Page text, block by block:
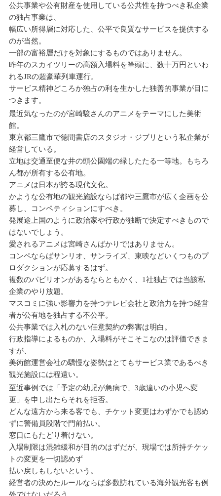
公共事業や公有財産を使用している公共性を持つべき私企業
の独占事業は、
幅広い所得層に対応した、公平で良質なサービスを提供する
のが当然。
一部の富裕層だけを対象にするものではありません。
昨年のスカイツリーの高額入場料を筆頭に、数十万円といわ
れるJRの超豪華列車運行。
サービス精神どころか独占の利を生かした独善的事業が目に
つきます。
最近気なったのが宮崎駿さんのアニメをテーマにした美術
館。
東京都三鷹市で徳間書店のスタジオ・ジブリという私企業が
経営している。
立地は交通至便な井の頭公園端の緑したたる一等地。もちろ
ん都が所有する公有地。
アニメは日本が誇る現代文化。
かような公有地の観光施設ならば都や三鷹市が広く企画を公
募し、コンペティションにすべき。
発展途上国のように政治家や行政が独断で決定すべきもので
はないでしょう。
愛されるアニメは宮崎さんばかりではありません。
コンペならばサンリオ、サンライズ、東映などいくつものプ
ロダクションが応募するはず。
複数のパビリオンがあるならともかく、1社独占では当該私
企業のやり放題。
マスコミに強い影響力を持つテレビ会社と政治力を持つ経営
者が公有地を独占する不公平。
公共事業では入札のない任意契約の弊害は明白。
行政指導によるものか、入場料がそこそこなのは評価できま
すが、
美術館運営会社の驕慢な姿勢はとてもサービス業であるべき
観光施設には程遠い。
至近事例では「予定の幼児が急病で、3歳違いの小児へ変
更」を申し出たらそれを拒否。
どんな遠方から来る客でも、チケット変更はわずかでも認め
ずに警備員段階で門前払い。
窓口にもたどり着けない。
入場制限は混雑緩和が目的のはずだが、現場では所持チケッ
トの変更を一切認めず
払い戻しもしないという。
経営者の決めたルールならば多数訪れている海外観光客も例
外ではないだろう。